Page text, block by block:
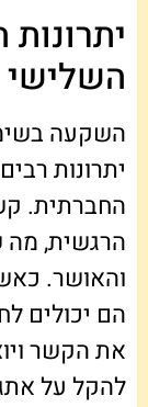
יתרונות
השלישי
השקעה
יתרונות
החברתית.
הרגשית, מה
והאושר.
הם יכולים
את הקשר
להקל על